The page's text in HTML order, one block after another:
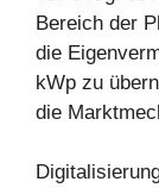
Bereich der
die
kWp zu
die